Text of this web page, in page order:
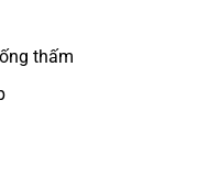
thấm